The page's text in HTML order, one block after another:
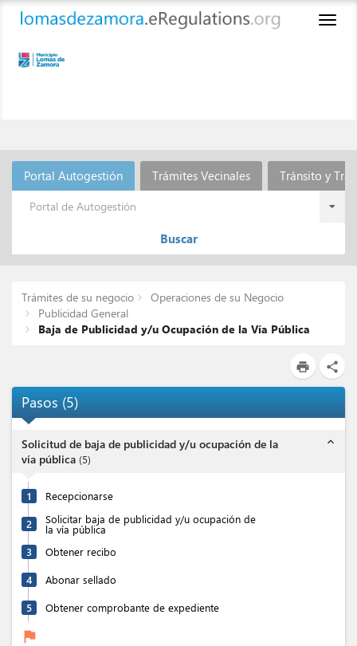
Portal Autogestión Trámites Vecinales Tránsito y
Portal de Autogestión
Buscar
Trámites de su negocio
Operaciones de su Negocio
Publicidad General
Baja de Publicidad y/u Ocupación de la Vía Pública
print share
Pasos (5)
Solicitud de baja de publicidad y/u ocupación de la
vía pública (5)
expand_less
1 Recepcionarse
2 Solicitar baja de publicidad y/u ocupación de
la vía pública
3
Obtener recibo
4 Abonar sellado
5 Obtener comprobante de expediente
flag